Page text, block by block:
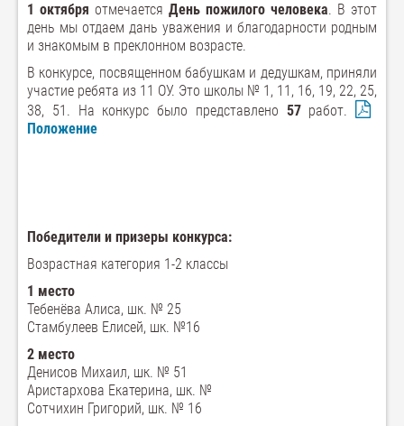
1 октября отмечается День пожилого человека. В этот
день мы отдаем дань уважения и благодарности родным
и знакомым в преклонном возрасте.
В конкурсе, посвященном бабушкам и дедушкам, приняли
участие ребята из 11 ОУ. Это школы № 1, 11, 16, 19, 22, 25,
38, 51. На конкурс было представлено 57работ.
Положение
Победители и призеры конкурса:
Возрастная категория 1-2 классы
1 место
Тебенёва Алиса, шк. № 25
Стамбулеев Елисей, шк. №16
2 место
Денисов Михаил, шк. № 51
Аристархова Екатерина, шк. №
Сотчихин Григорий, шк. № 16